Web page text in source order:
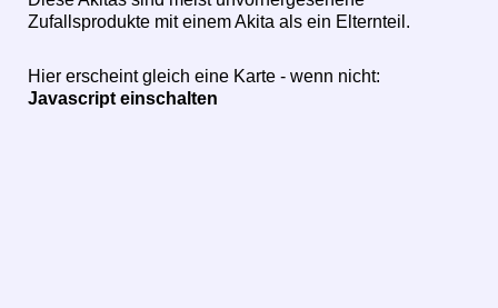
Zufallsprodukte mit einem Akita als ein Elternteil.
Hier erscheint gleich eine Karte - wenn nicht:
Javascript einschalten